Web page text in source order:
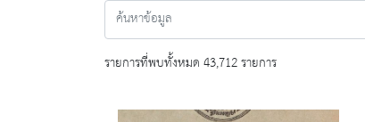
รายการที่พบทั้งหมด 43,712 รายการ